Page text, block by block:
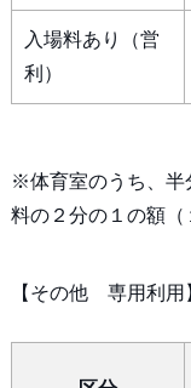
入場料あり（営
利）
※体育室のうち、半
料の２分の１の額（
【その他 専用利用